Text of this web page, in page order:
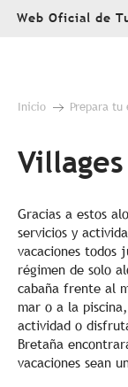
AllerWeb Oficial de
Inicio Prepara tu
Gracias a estos
servicios y
vacaciones todos
régimen de solo
cabaña frente al
mar o a la
actividad o
Bretaña
vacaciones sean